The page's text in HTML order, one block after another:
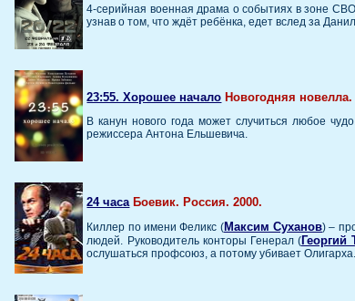
4-серийная военная драма о событиях в зоне
узнав о том, что ждёт ребёнка, едет вслед за
23:55. Хорошее начало Новогодняя
В канун нового года может случиться любое
режиссера Антона Ельшевича.
24 часа Боевик. Россия. 2000.
Киллер по имени Феликс (Максим Суханов) –
людей. Руководитель конторы Генерал (Георгий
ослушаться профсоюз, а потому убивает